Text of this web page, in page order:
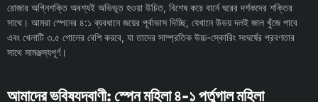
রোজার অগ্নিশক্তি অবশ্যই অভিভূত হওয়া উচিত, বিশেষ করে বার্নে ঘরের দর্শকদের শক্তির
সাথে। আমরা স্পেনের ৪:১ ব্যবধানে জয়ের পূর্বাভাস দিচ্ছি, যেখানে উভয় দলই জাল খুঁজে পাবে
এবং খেলাটি ৩.৫ গোলের বেশি করবে, যা তাদের সাম্প্রতিক উচ্চ-স্কোরিং সংঘর্ষের প্রবণতার
সাথে সামঞ্জস্যপূর্ণ।
আমাদের ভবিষ্যদ্বাণী: স্পেন মহিলা ৪-১ পর্তুগাল মহিলা